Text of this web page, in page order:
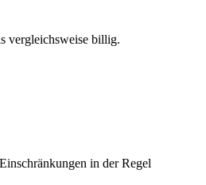
vergleichsweise billig.
in der Regel